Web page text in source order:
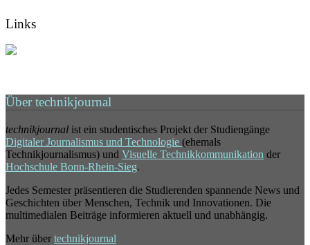
Links
Über technikjournal
technikjournal ist ein studentisches Projekt der Studiengänge
Digitaler Journalismus und Technologie (ehemals
Technikjournalismus) und Visuelle Technikkommunikation der
Hochschule Bonn-Rhein-Sieg.
Jedes Semester präsentieren die Studierenden spannende News und
Geschichten über Menschen, Technik und Innovationen. Die
multimedialen Beiträge informieren aktuell und unabhängig.
Mehr über technikjournal